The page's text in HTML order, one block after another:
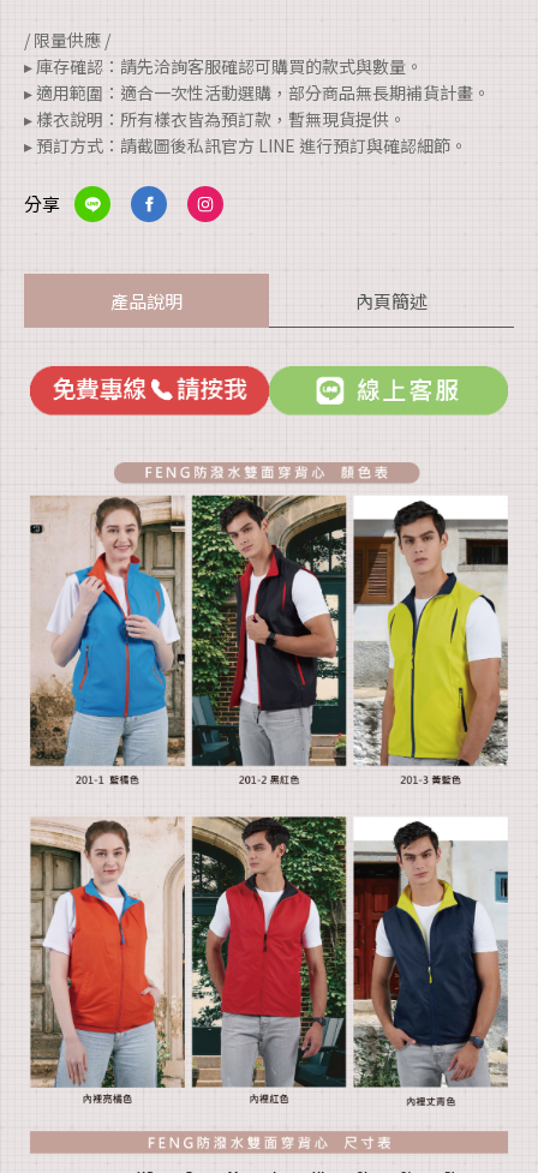
/ 限量供應 /
▸ 庫存確認：請先洽詢客服確認可購買的款式與數量。
▸ 適用範圍：適合一次性活動選購，部分商品無長期補貨計畫。
▸ 樣衣說明：所有樣衣皆為預訂款，暫無現貨提供。
▸ 預訂方式：請截圖後私訊官方 LINE 進行預訂與確認細節。
分享
產品說明 內頁簡述